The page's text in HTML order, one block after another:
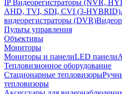
IP Видеорегистраторы (NVR,
AHD, TVI, SDI, CVI (3-HYBRID)
видеорегистраторы (DVR)
Пульты управления
Объективы
Мониторы
Мониторы и панелиLED панели
Тепловизионное оборудование
Стационарные тепловизоры
тепловизоры